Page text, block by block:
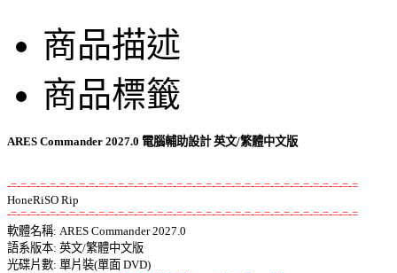
商品描述
商品標籤
ARES Commander 2027.0 電腦輔助設計 英文/繁體中文版
-=-=-=-=-=-=-=-=-=-=-=-=-=-=-=-=-=-=-=-=-=-=-=-=-=-=-=-=-=-=-=-=-=-=-=-=
-=-=-=-=-=-=-=-=-=-=-=-=-=-=-=-=-=-=-=-=-=-=-=-=-=-=-=-=-=-=-=-=-=-=-=-=
軟體名稱: ARES Commander 2027.0
語系版本: 英文/繁體中文版
光碟片數: 單片裝(單面 DVD)